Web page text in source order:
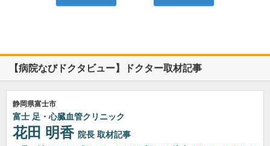
【病院なびドクタビュー】ドクター取材記事
静岡県富士市
富士 足・心臓血管クリニック
花田 明香 院長 取材記事